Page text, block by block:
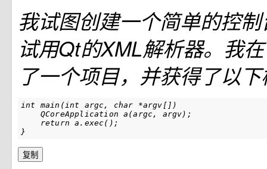
我试图创建一个简单的控
试用Qt的XML解析器。我
了一个项目，并获得了以
int main(int argc, char *argv[])
    QCoreApplication a(argc, argv);
    return a.exec();
}
复制